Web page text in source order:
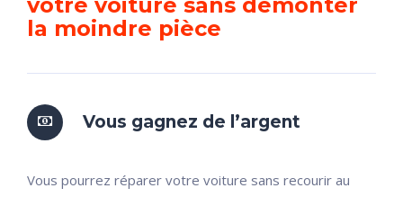
la moindre pièce
Vous gagnez de l’argent
Vous pourrez réparer votre voiture sans recourir au